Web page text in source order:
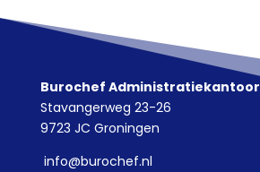
Burochef Administratiekantoor
Stavangerweg 23-26
9723 JC Groningen
info@burochef.nl